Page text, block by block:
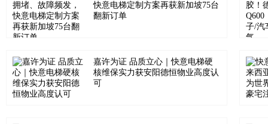
快意电梯定制方案再获新加坡75台
翻新订单
嘉许为证 品质立心｜快意电梯硬
核维保实力获安阳德恒物业高度认
可